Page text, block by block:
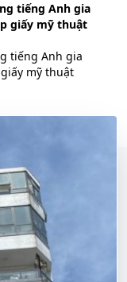
tiếng Anh gia
giấy mỹ thuật
tiếng Anh gia
mỹ thuật